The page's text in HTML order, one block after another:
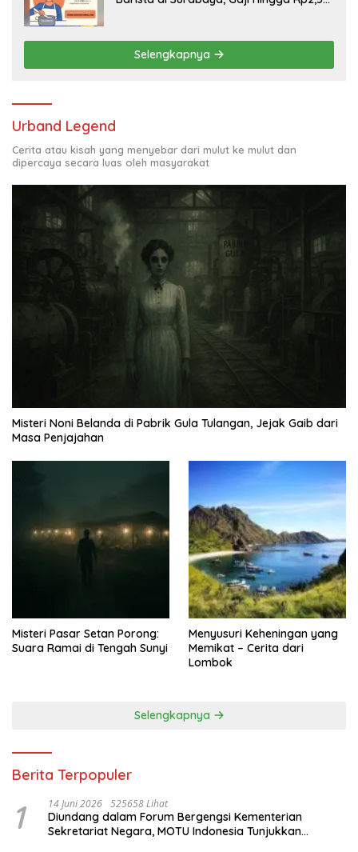
Selengkapnya
Urband Legend
Cerita atau kisah yang menyebar dari mulut ke mulut dan
dipercaya secara luas oleh masyarakat
Misteri Noni Belanda di Pabrik Gula Tulangan, Jejak Gaib dari
Masa Penjajahan
Misteri Pasar Setan Porong:
Suara Ramai di Tengah Sunyi
Menyusuri Keheningan yang
Memikat – Cerita dari
Lombok
Selengkapnya
Berita Terpopuler
1 14 Juni 2026 525658 Lihat
Diundang dalam Forum Bergengsi Kementerian
Sekretariat Negara, MOTU Indonesia Tunjukkan